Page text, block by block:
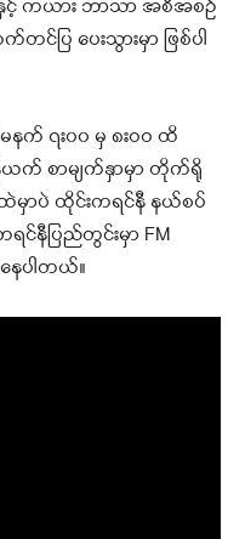
င့် ကယား ဘာသာ အစီအစဥ်
ပြ ပေးသွားမှာ ဖြစ်ပါ
က် ၇း၀၀ မှ ၈းဝဝ ထိ
ယက် စာမျက်နှာမှာ တိုက်ရို
ာပဲ ထိုင်းကရင်နီ နယ်စပ်
င်နီပြည်တွင်းမှာ FM
ေပါတယ်။